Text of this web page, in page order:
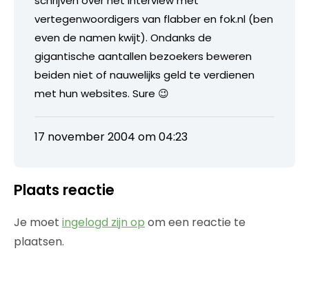
vertegenwoordigers van flabber en fok.nl (ben
even de namen kwijt). Ondanks de
gigantische aantallen bezoekers beweren
beiden niet of nauwelijks geld te verdienen
met hun websites. Sure 😉
17 november 2004 om 04:23
Plaats reactie
Je moet ingelogd zijn op om een reactie te
plaatsen.